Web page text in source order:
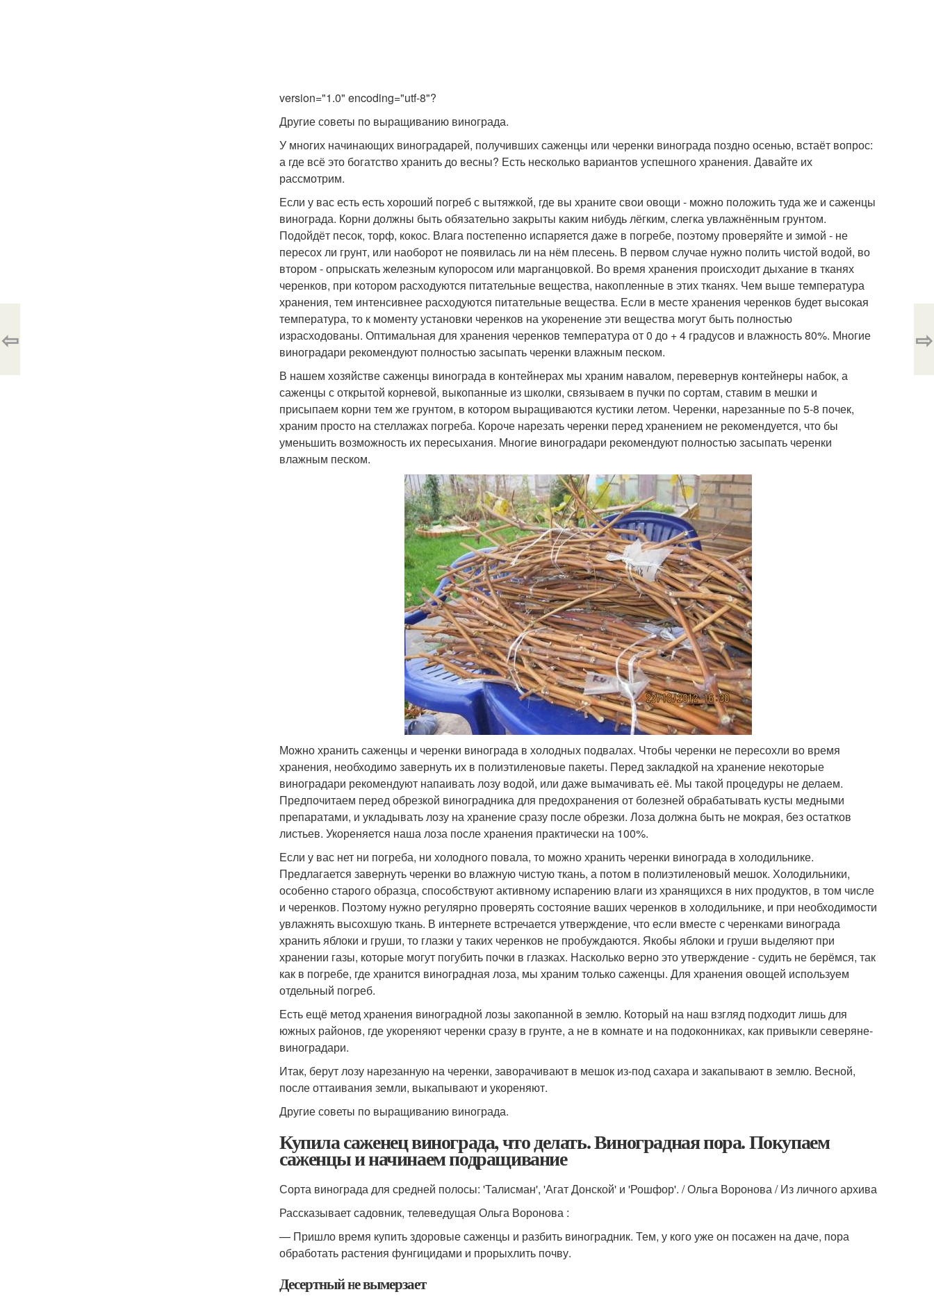
version="1.0" encoding="utf-8"?
Другие советы по выращиванию винограда.
У многих начинающих виноградарей, получивших саженцы или черенки винограда поздно осенью, встаёт вопрос:
а где всё это богатство хранить до весны? Есть несколько вариантов успешного хранения. Давайте их
рассмотрим.
Если у вас есть есть хороший погреб с вытяжкой, где вы храните свои овощи - можно положить туда же и саженцы
винограда. Корни должны быть обязательно закрыты каким нибудь лёгким, слегка увлажнённым грунтом.
Подойдёт песок, торф, кокос. Влага постепенно испаряется даже в погребе, поэтому проверяйте и зимой - не
пересох ли грунт, или наоборот не появилась ли на нём плесень. В первом случае нужно полить чистой водой, во
втором - опрыскать железным купоросом или марганцовкой. Во время хранения происходит дыхание в тканях
черенков, при котором расходуются питательные вещества, накопленные в этих тканях. Чем выше температура
хранения, тем интенсивнее расходуются питательные вещества. Если в месте хранения черенков будет высокая
температура, то к моменту установки черенков на укоренение эти вещества могут быть полностью
израсходованы. Оптимальная для хранения черенков температура от 0 до + 4 градусов и влажность 80%. Многие
виноградари рекомендуют полностью засыпать черенки влажным песком.
В нашем хозяйстве саженцы винограда в контейнерах мы храним навалом, перевернув контейнеры набок, а
саженцы с открытой корневой, выкопанные из школки, связываем в пучки по сортам, ставим в мешки и
присыпаем корни тем же грунтом, в котором выращиваются кустики летом. Черенки, нарезанные по 5-8 почек,
храним просто на стеллажах погреба. Короче нарезать черенки перед хранением не рекомендуется, что бы
уменьшить возможность их пересыхания. Многие виноградари рекомендуют полностью засыпать черенки
влажным песком.
Можно хранить саженцы и черенки винограда в холодных подвалах. Чтобы черенки не пересохли во время
хранения, необходимо завернуть их в полиэтиленовые пакеты. Перед закладкой на хранение некоторые
виноградари рекомендуют напаивать лозу водой, или даже вымачивать её. Мы такой процедуры не делаем.
Предпочитаем перед обрезкой виноградника для предохранения от болезней обрабатывать кусты медными
препаратами, и укладывать лозу на хранение сразу после обрезки. Лоза должна быть не мокрая, без остатков
листьев. Укореняется наша лоза после хранения практически на 100%.
Если у вас нет ни погреба, ни холодного повала, то можно хранить черенки винограда в холодильнике.
Предлагается завернуть черенки во влажную чистую ткань, а потом в полиэтиленовый мешок. Холодильники,
особенно старого образца, способствуют активному испарению влаги из хранящихся в них продуктов, в том числе
и черенков. Поэтому нужно регулярно проверять состояние ваших черенков в холодильнике, и при необходимости
увлажнять высохшую ткань. В интернете встречается утверждение, что если вместе с черенками винограда
хранить яблоки и груши, то глазки у таких черенков не пробуждаются. Якобы яблоки и груши выделяют при
хранении газы, которые могут погубить почки в глазках. Насколько верно это утверждение - судить не берёмся, так
как в погребе, где хранится виноградная лоза, мы храним только саженцы. Для хранения овощей используем
отдельный погреб.
Есть ещё метод хранения виноградной лозы закопанной в землю. Который на наш взгляд подходит лишь для
южных районов, где укореняют черенки сразу в грунте, а не в комнате и на подоконниках, как привыкли северяне-
виноградари.
Итак, берут лозу нарезанную на черенки, заворачивают в мешок из-под сахара и закапывают в землю. Весной,
после оттаивания земли, выкапывают и укореняют.
Другие советы по выращиванию винограда.
Купила саженец винограда, что делать. Виноградная пора. Покупаем
саженцы и начинаем подращивание
Сорта винограда для средней полосы: 'Талисман', 'Агат Донской' и 'Рошфор'. / Ольга Воронова / Из личного архива
Рассказывает садовник, телеведущая Ольга Воронова :
— Пришло время купить здоровые саженцы и разбить виноградник. Тем, у кого уже он посажен на даче, пора
обработать растения фунгицидами и прорыхлить почву.
Десертный не вымерзает
⇦ ⇨